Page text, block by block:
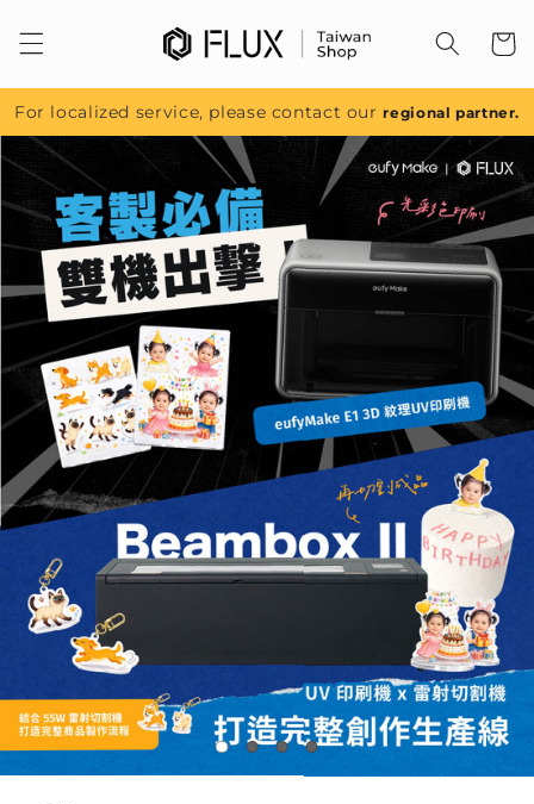
容
For localized service, please contact ourregional partner.